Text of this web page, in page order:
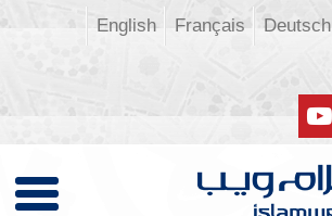
Deutsch
Français
English